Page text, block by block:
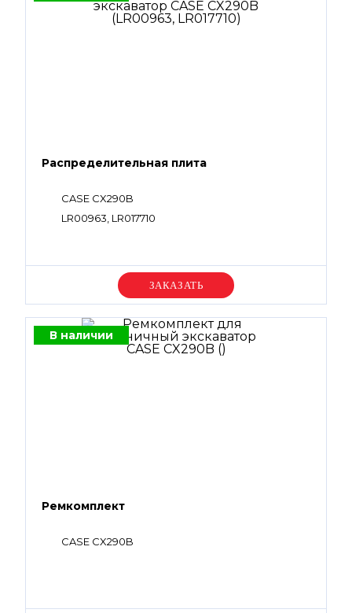
Распределительная плита
CASE CX290B
LR00963, LR017710
Уточняйте цену
В наличии
Ремкомплект
CASE CX290B